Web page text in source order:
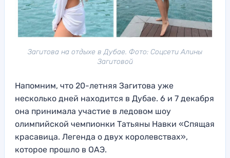
Загитова на отдыхе в Дубае. Фото: Соцсети Алины
Загитовой
Напомним, что 20-летняя Загитова уже
несколько дней находится в Дубае. 6 и 7 декабря
она принимала участие в ледовом шоу
олимпийской чемпионки Татьяны Навки «Спящая
красавица. Легенда о двух королевствах»,
которое прошло в ОАЭ.